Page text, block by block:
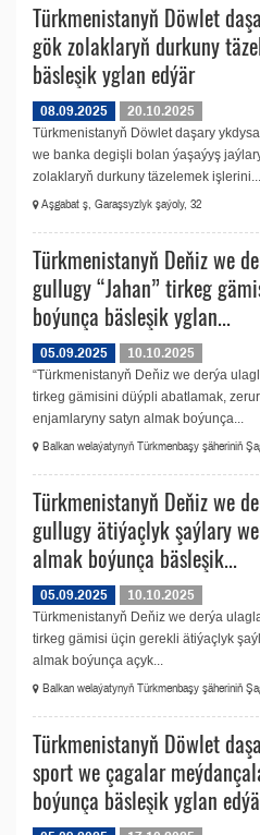
Türkmenistanyň Döwlet
gök zolaklaryň durkuny
bäsleşik yglan edýär
08.09.2025
20.10.2025
Türkmenistanyň Döwlet daşary
we banka degişli bolan ýaşaýyş
zolaklaryň durkuny täzelemek işlerini...
Aşgabat ş, Garaşsyzlyk şaýoly, 32
Türkmenistanyň Deňiz we
gullugy “Jahan” tirkeg
boýunça bäsleşik yglan...
05.09.2025
10.10.2025
“Türkmenistanyň Deňiz we derýa
tirkeg gämisini düýpli abatlamak,
enjamlaryny satyn almak boýunça...
Balkan welaýatynyň Türkmenbaşy şäheriniň
Türkmenistanyň Deňiz we
gullugy ätiýaçlyk şaýlary
almak boýunça bäsleşik...
05.09.2025
10.10.2025
Türkmenistanyň Deňiz we derýa
tirkeg gämisi üçin gerekli ätiýaçlyk
almak boýunça açyk...
Balkan welaýatynyň Türkmenbaşy şäheriniň
Türkmenistanyň Döwlet
sport we çagalar
boýunça bäsleşik yglan